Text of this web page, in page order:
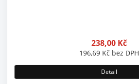
238,00 Kč
196,69 Kč bez DPH
Detail